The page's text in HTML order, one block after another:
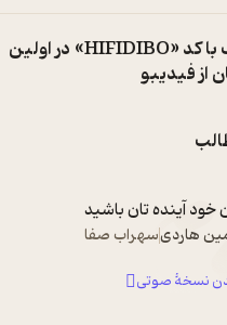
تخفیف با کد «HIFIDIBO» در اولین
از فیدیبو
خود آینده تان باشید
هاردیسهراب صفا
نسخۀ صوتی